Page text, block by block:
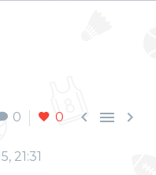
0 0   
21:31